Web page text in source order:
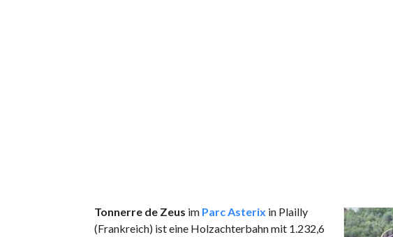
Tonnerre de Zeus im Parc Asterix in Plailly
(Frankreich) ist eine Holzachterbahn mit 1.232,6